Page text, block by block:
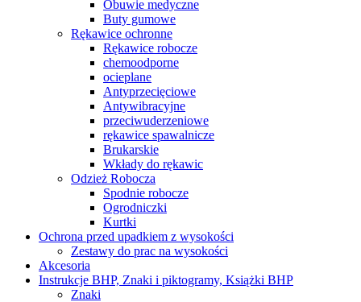
Obuwie medyczne
Buty gumowe
Rękawice ochronne
Rękawice robocze
chemoodporne
ocieplane
Antyprzecięciowe
Antywibracyjne
przeciwuderzeniowe
rękawice spawalnicze
Brukarskie
Wkłady do rękawic
Odzież Robocza
Spodnie robocze
Ogrodniczki
Kurtki
Ochrona przed upadkiem z wysokości
Zestawy do prac na wysokości
Akcesoria
Instrukcje BHP, Znaki i piktogramy, Książki BHP
Znaki